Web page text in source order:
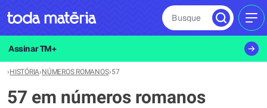
Busque
Assinar TM+
›HISTÓRIA›NÚMEROS ROMANOS›57
57 em números romanos